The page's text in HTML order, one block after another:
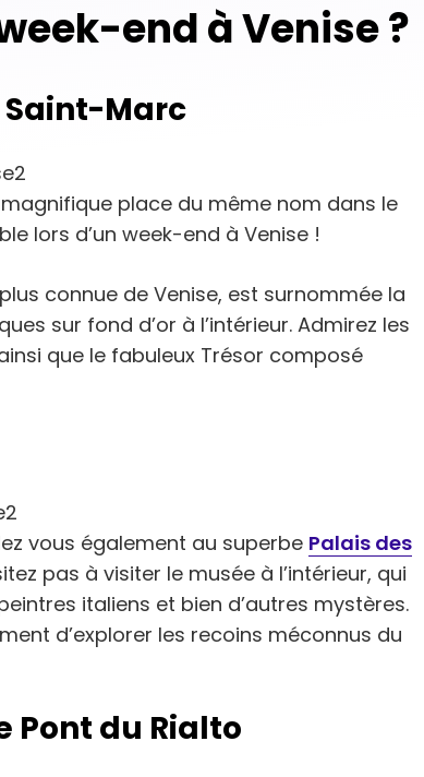
end à Venise ?
Saint-Marc
place du même nom dans le
lors d’un week-end à Venise !
connue de Venise, est surnommée la
sur fond d’or à l’intérieur. Admirez les
que le fabuleux Trésor composé
vous également au superbe Palais des
pas à visiter le musée à l’intérieur, qui
italiens et bien d’autres mystères.
d’explorer les recoins méconnus du
Pont du Rialto